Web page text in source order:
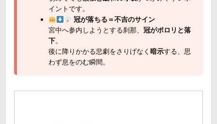
イントです。
冠が落ちる＝不吉のサイン
宮中へ参内しようとする刹那、冠がポロリと落
下。
後に降りかかる悲劇をさりげなく暗示する、思
わず息をのむ瞬間。